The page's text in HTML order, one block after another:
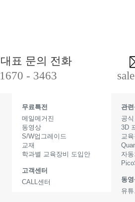
대표 문의 전화
1670 - 3463
무료특전
메일메거진
동영상
S/W업그레이드
교재
학과별 교육장비 도입안
고객센터
CALL센터
관
공
3D
교
자
동
유